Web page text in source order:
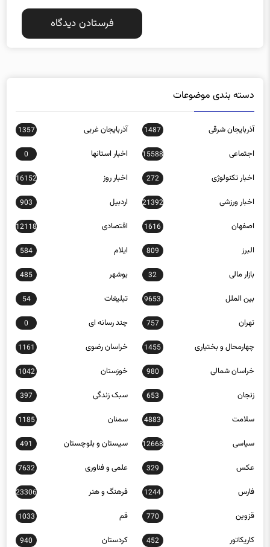
دسته بندی موضوعات
آذربایجان شرقی 1487 آذربایجان غربی 1357
اجتماعی 15588 اخبار استانها 0
اخبار تکنولوژی 272 اخبار روز 16152
اخبار ورزشی 21392 اردبیل 903
اصفهان 1616 اقتصادی 12118
البرز 809 ایلام 584
بازار مالی 32 بوشهر 485
بین الملل 9653 تبلیغات 54
تهران 757 چند رسانه ای 0
چهارمحال و بختیاری 1455 خراسان رضوی 1161
خراسان شمالی 980 خوزستان 1042
زنجان 653 سبک زندگی 397
سلامت 4883 سمنان 1185
سیاسی 12668 سیستان و بلوچستان 491
عکس 329 علمی و فناوری 7632
فارس 1244 فرهنگ و هنر 23306
قزوین 770 قم 1033
کاریکاتور 452 کردستان 940